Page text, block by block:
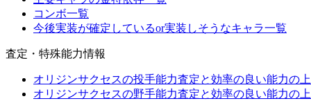
コンボ一覧
今後実装が確定しているor実装しそうなキャラ一覧
査定・特殊能力情報
オリジンサクセスの投手能力査定と効率の良い能力の
オリジンサクセスの野手能力査定と効率の良い能力の